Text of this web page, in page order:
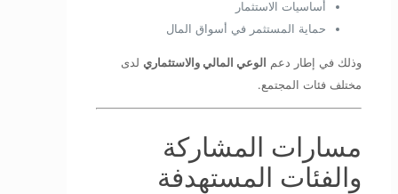
أساسيات الاستثمار
حماية المستثمر في أسواق المال
وذلك في إطار دعم الوعي المالي والاستثماري لدى
مختلف فئات المجتمع.
مسارات المشاركة
والفئات المستهدفة